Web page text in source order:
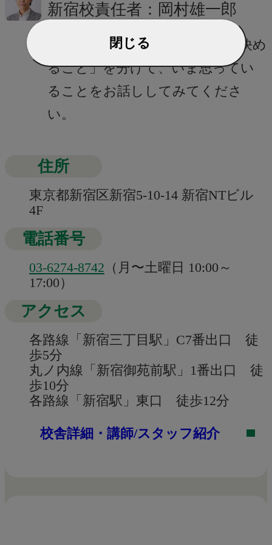
新宿校責任者：岡村雄一郎
まずは、「相談すること」と「決め
ること」を分けて、いま思ってい
ることをお話ししてみてくださ
い。
住所
東京都新宿区新宿5-10-14 新宿NTビル
4F
電話番号
03-6274-8742 （月〜土曜日 10:00～
17:00）
アクセス
各路線「新宿三丁目駅」C7番出口 徒
歩5分
丸ノ内線「新宿御苑前駅」1番出口 徒
歩10分
各路線「新宿駅」東口 徒歩12分
校舎詳細・講師/スタッフ紹介
閉じる